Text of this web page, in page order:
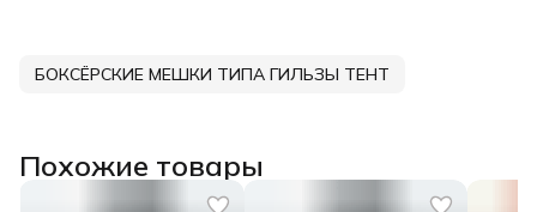
БОКСЁРСКИЕ МЕШКИ ТИПА ГИЛЬЗЫ ТЕНТ
Похожие товары